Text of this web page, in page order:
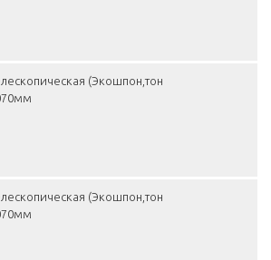
(Экошпон,тон
(Экошпон,тон